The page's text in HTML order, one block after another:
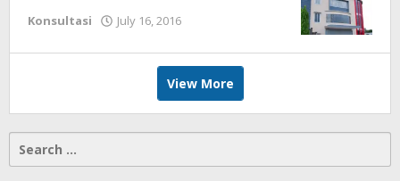
Konsultasi July 16, 2016
View More
for: